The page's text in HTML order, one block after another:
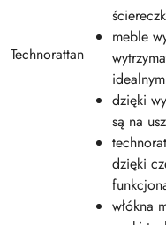
Technorattan
meble
dzięki
są na
dzięki
włókna